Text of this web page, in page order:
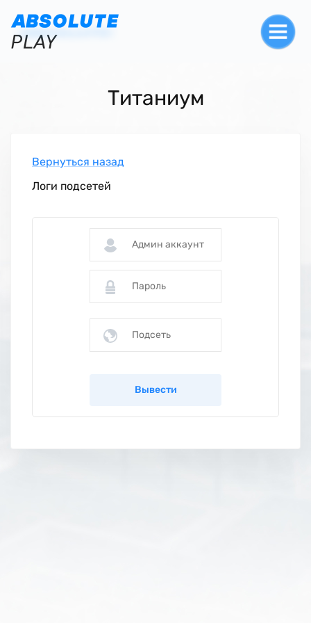
Титаниум
Логи подсетей
Вернуться назад